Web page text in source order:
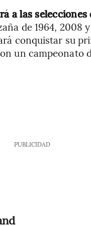
a las
de 1964, 2008
conquistar su
un campeonato
PUBLICIDAD